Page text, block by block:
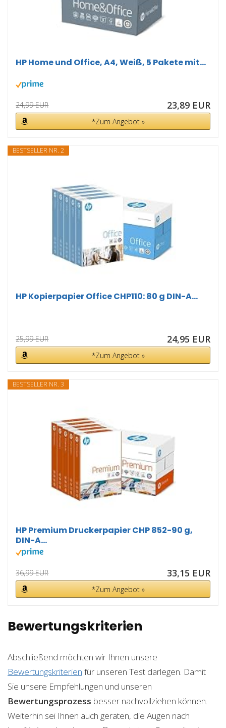
HP Home und Office, A4, Weiß, 5 Pakete mit...
24,99 EUR 23,89 EUR
*Zum Angebot »
BESTSELLER NR. 2
HP Kopierpapier Office CHP110: 80 g DIN-A...
25,99 EUR 24,95 EUR
*Zum Angebot »
BESTSELLER NR. 3
HP Premium Druckerpapier CHP 852-90 g,
DIN-A...
36,99 EUR 33,15 EUR
*Zum Angebot »
Bewertungskriterien
Abschließend möchten wir Ihnen unsere
Bewertungskriterien für unseren Test darlegen. Damit
Sie unsere Empfehlungen und unseren
Bewertungsprozess besser nachvollziehen können.
Weiterhin sei Ihnen auch geraten, die Augen nach